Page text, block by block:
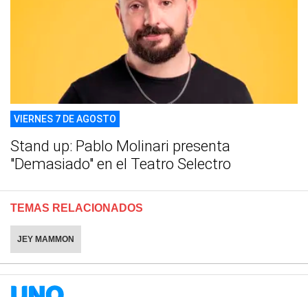
VIERNES 7 DE AGOSTO
Stand up: Pablo Molinari presenta
"Demasiado" en el Teatro Selectro
TEMAS RELACIONADOS
JEY MAMMON